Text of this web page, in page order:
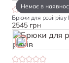
Немає в
Брюки для
2545 грн